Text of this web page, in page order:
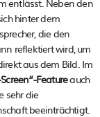
hinter dem
die den
reflektiert wird, um
aus dem Bild. Im
Featureauch
sehr die
beeinträchtigt.